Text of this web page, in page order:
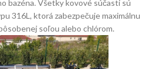
bazéna. Všetky kovové súčasti sú
316L, ktorá zabezpečuje maximálnu
soľou alebo chlórom.